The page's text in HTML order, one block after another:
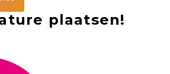
plaatsen!